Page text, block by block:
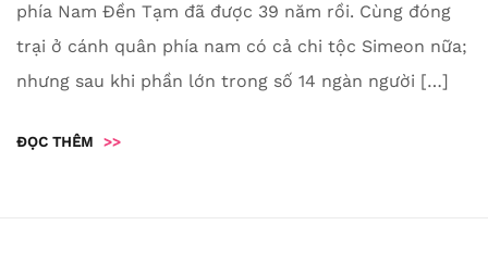
phía Nam Đền Tạm đã được 39 năm rồi. Cùng đóng
trại ở cánh quân phía nam có cả chi tộc Simeon nữa;
nhưng sau khi phần lớn trong số 14 ngàn người […]
ĐỌC THÊM >>